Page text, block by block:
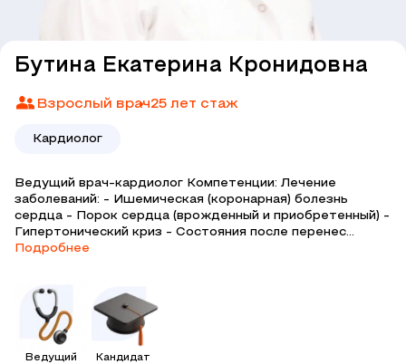
Взрослый врач25 лет стаж
Бутина Екатерина Кронидовна
Кардиолог
Ведущий врач-кардиолог Компетенции: Лечение
заболеваний: - Ишемическая (коронарная) болезнь
сердца - Порок сердца (врожденный и приобретенный) -
Гипертонический криз - Состояния после перенес...
Подробнее
Ведущий
Кандидат